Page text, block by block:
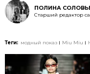
ПОЛИНА
Старший редактор
Теги: модный показ Miu Miu